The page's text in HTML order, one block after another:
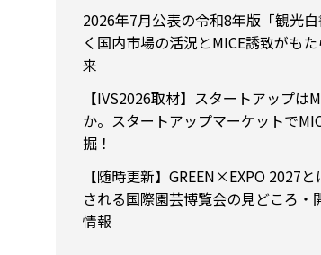
2026年7月公表の令和8年版「観光
く国内市場の活況とMICE誘致がも
来
【IVS2026取材】スタートアップは
か。スタートアップマーケットで
掘！
【随時更新】GREEN×EXPO 2027
される国際園芸博覧会の見どころ・
情報